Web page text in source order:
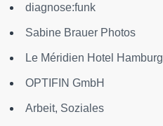
diagnose:funk
Sabine Brauer Photos
Le Méridien Hotel Hamburg
OPTIFIN GmbH
Arbeit, Soziales